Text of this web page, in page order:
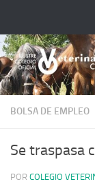
BOLSA DE EMPLEO
Se traspasa
POR COLEGIO